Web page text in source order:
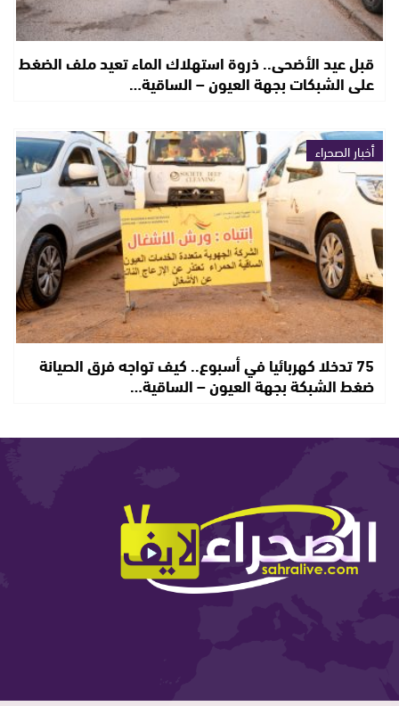
قبل عيد الأضحى.. ذروة استهلاك الماء تعيد ملف الضغط
على الشبكات بجهة العيون – الساقية…
أخبار الصحراء
75 تدخلا كهربائيا في أسبوع.. كيف تواجه فرق الصيانة
ضغط الشبكة بجهة العيون – الساقية…